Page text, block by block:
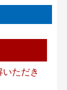
ただき